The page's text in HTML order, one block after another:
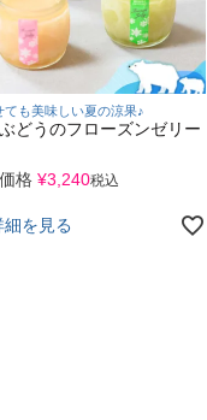
ても美味しい夏の涼果♪
どうのフローズンゼリー
格 ¥3,240税込
細を見る